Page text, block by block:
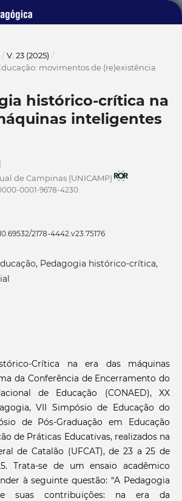
/ V. 23 (2025) /
movimentos de (re)existência
histórico-crítica na
inteligentes
de Campinas (UNICAMP)
0001-9678-4230
2178-4442.v23.75176
Pedagogia histórico-crítica,
Crítica na era das máquinas
da Conferência de Encerramento do
de Educação (CONAED), XX
VII Simpósio de Educação do
de Pós-Graduação em Educação
de Práticas Educativas, realizados na
de Catalão (UFCAT), de 23 a 25 de
Trata-se de um ensaio acadêmico
à seguinte questão: “A Pedagogia
e suas contribuições: na era da